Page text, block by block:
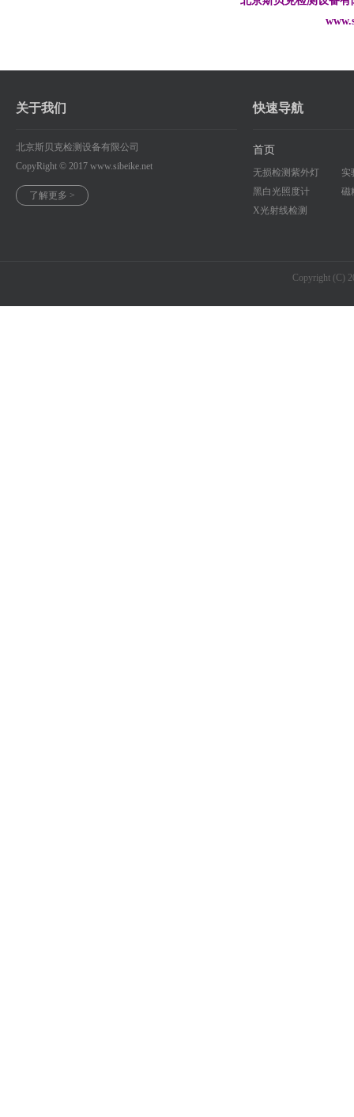
关于我们
北京斯贝克检测设备有限公司
CopyRight © 2017 www.sibeike.net
了解更多 >
快速导航
首页
无损检测紫外灯
实
黑白光照度计
磁
X光射线检测
Copyright (C)